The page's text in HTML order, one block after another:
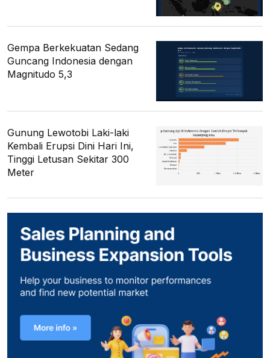
Gempa Berkekuatan Sedang
Guncang Indonesia dengan
Magnitudo 5,3
Gunung Lewotobi Laki-laki
Kembali Erupsi Dini Hari Ini,
Tinggi Letusan Sekitar 300
Meter